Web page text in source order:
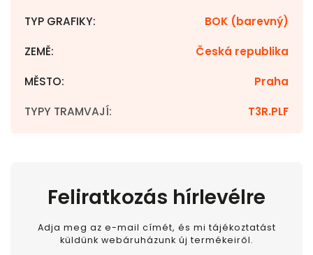
TYP GRAFIKY: BOK (barevný)
ZEMĚ: Česká republika
MĚSTO: Praha
TYPY TRAMVAJÍ: T3R.PLF
Feliratkozás hírlevélre
Adja meg az e-mail címét, és mi tájékoztatást
küldünk webáruházunk új termékeiről.